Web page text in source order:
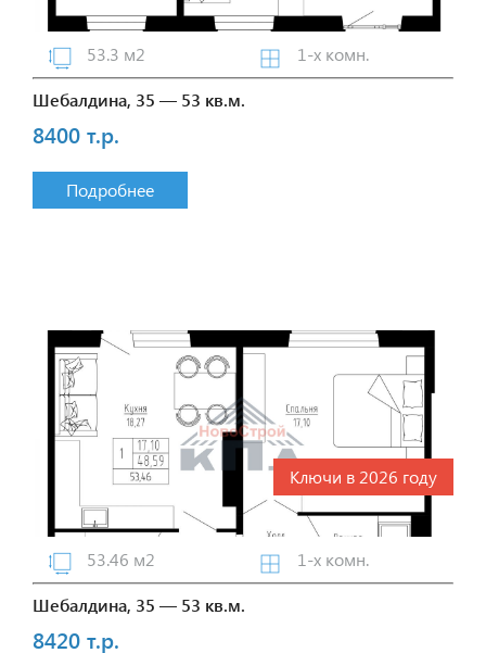
53.3 м2
1-х комн.
Шебалдина, 35 — 53 кв.м.
8400 т.р.
Подробнее
Ключи в 2026 году
53.46 м2
1-х комн.
Шебалдина, 35 — 53 кв.м.
8420 т.р.